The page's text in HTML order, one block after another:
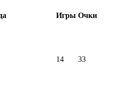
Игры Очки
14 33